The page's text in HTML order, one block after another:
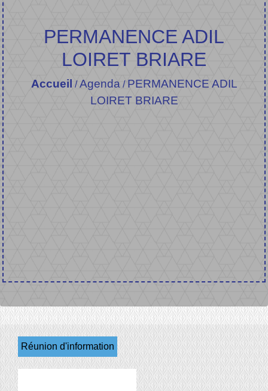
PERMANENCE ADIL
LOIRET BRIARE
Accueil /Agenda / PERMANENCE ADIL
LOIRET BRIARE
Réunion d'information